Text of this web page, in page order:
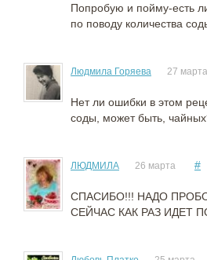
Попробую и пойму-есть
по поводу количества
Людмила Горяева 27 марта
Нет ли ошибки в этом
соды, может быть,
ЛЮДМИЛА 26 марта #
СПАСИБО!!! НАДО
СЕЙЧАС КАК РАЗ ИДЕТ